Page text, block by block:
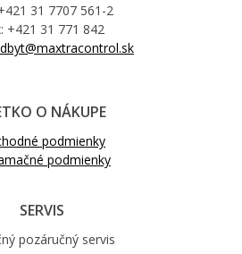
31 7707 561-2
+421 31 771 842
O NÁKUPE
podmienky
podmienky
SERVIS
pozáručný servis